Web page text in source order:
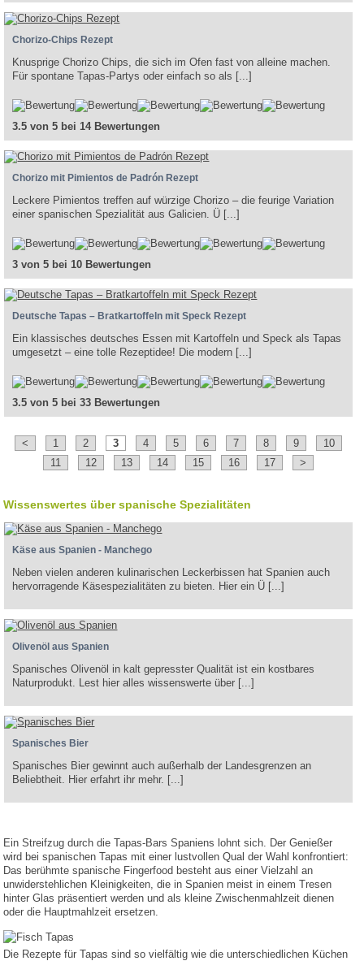
Chorizo-Chips Rezept
Knusprige Chorizo Chips, die sich im Ofen fast von alleine machen.
Für spontane Tapas-Partys oder einfach so als [...]
3.5 von 5 bei 14 Bewertungen
Chorizo mit Pimientos de Padrón Rezept
Leckere Pimientos treffen auf würzige Chorizo – die feurige Variation
einer spanischen Spezialität aus Galicien. Ü [...]
3 von 5 bei 10 Bewertungen
Deutsche Tapas – Bratkartoffeln mit Speck Rezept
Ein klassisches deutsches Essen mit Kartoffeln und Speck als Tapas
umgesetzt – eine tolle Rezeptidee! Die modern [...]
3.5 von 5 bei 33 Bewertungen
< 1 2 3 4 5 6 7 8 9
10
11
12 13 14 15 16 17 >
Wissenswertes über spanische Spezialitäten
Käse aus Spanien - Manchego
Neben vielen anderen kulinarischen Leckerbissen hat Spanien auch
hervorragende Käsespezialitäten zu bieten. Hier ein Ü [...]
Olivenöl aus Spanien
Spanisches Olivenöl in kalt gepresster Qualität ist ein kostbares
Naturprodukt. Lest hier alles wissenswerte über [...]
Spanisches Bier
Spanisches Bier gewinnt auch außerhalb der Landesgrenzen an
Beliebtheit. Hier erfahrt ihr mehr. [...]
Ein Streifzug durch die Tapas-Bars Spaniens lohnt sich. Der Genießer
wird bei spanischen Tapas mit einer lustvollen Qual der Wahl konfrontiert:
Das berühmte spanische Fingerfood besteht aus einer Vielzahl an
unwiderstehlichen Kleinigkeiten, die in Spanien meist in einem Tresen
hinter Glas präsentiert werden und als kleine Zwischenmahlzeit dienen
oder die Hauptmahlzeit ersetzen.
Die Rezepte für Tapas sind so vielfältig wie die unterschiedlichen Küchen